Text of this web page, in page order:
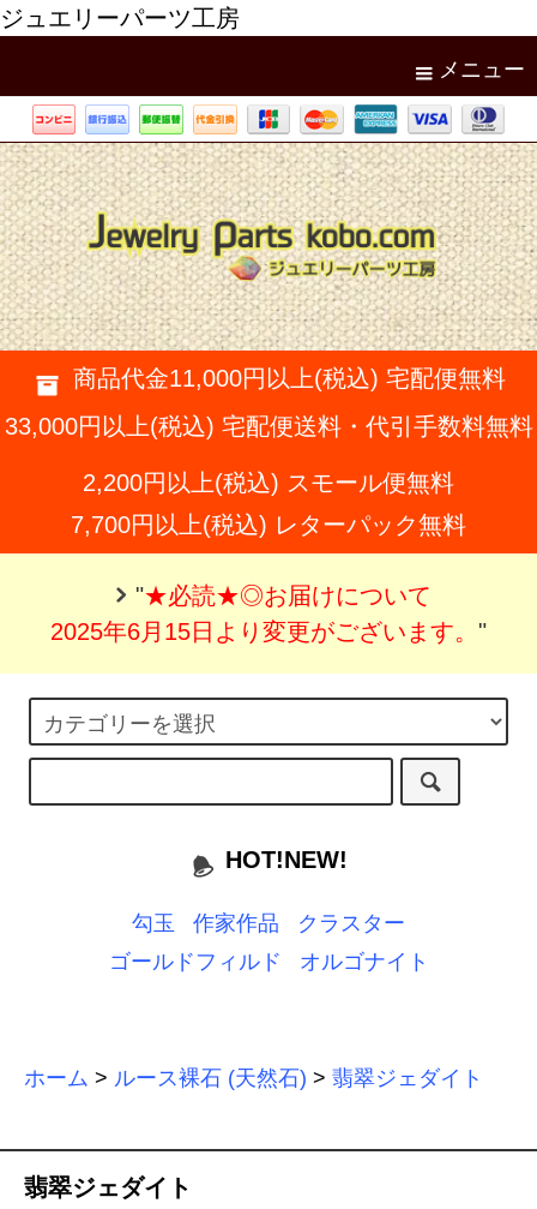
ジュエリーパーツ工房
メニュー
商品代金11,000円以上(税込) 宅配便無料
33,000円以上(税込) 宅配便送料・代引手数料無料
2,200円以上(税込) スモール便無料
7,700円以上(税込) レターパック無料
"★必読★◎お届けについて
2025年6月15日より変更がございます。 "
HOT!NEW!
勾玉 作家作品
クラスター
ゴールドフィルド
オルゴナイト
ホーム > ルース裸石 (天然石) > 翡翠ジェダイト
翡翠ジェダイト